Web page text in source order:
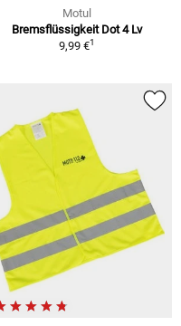
Motul
Bremsflüssigkeit Dot 4 Lv
9,99 €1